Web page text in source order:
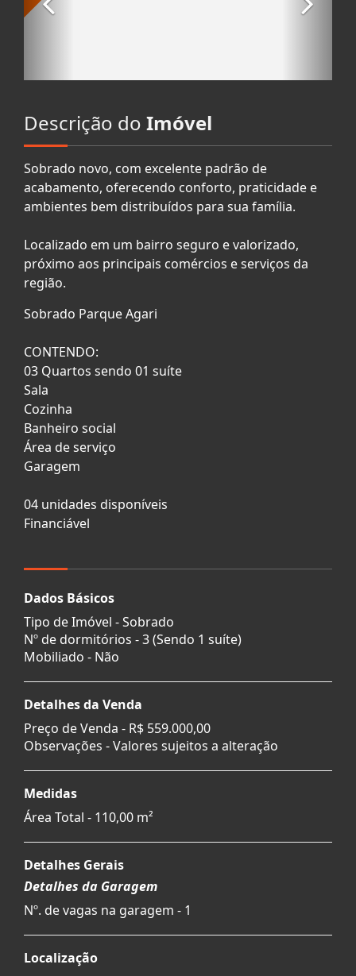
Descrição do Imóvel
Sobrado novo, com excelente padrão de
acabamento, oferecendo conforto, praticidade e
ambientes bem distribuídos para sua família.
Localizado em um bairro seguro e valorizado,
próximo aos principais comércios e serviços da
região.
Sobrado Parque Agari
CONTENDO:
03 Quartos sendo 01 suíte
Sala
Cozinha
Banheiro social
Área de serviço
Garagem
04 unidades disponíveis
Financiável
Dados Básicos
Tipo de Imóvel - Sobrado
Nº de dormitórios - 3 (Sendo 1 suíte)
Mobiliado - Não
Detalhes da Venda
Preço de Venda - R$ 559.000,00
Observações - Valores sujeitos a alteração
Medidas
Área Total - 110,00 m²
Detalhes Gerais
Detalhes da Garagem
Nº. de vagas na garagem - 1
Localização